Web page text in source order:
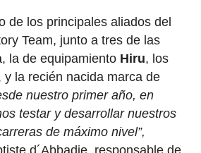
de los principales aliados del
Team, junto a tres de las
la de equipamiento Hiru, los
y la recién nacida marca de
nuestro primer año, en
testar y desarrollar nuestros
de máximo nivel”,
d´Abbadie, responsable de